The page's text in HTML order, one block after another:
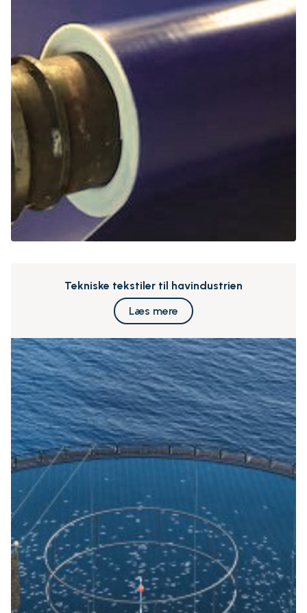
Tekniske tekstiler til havindustrien
Læs mere